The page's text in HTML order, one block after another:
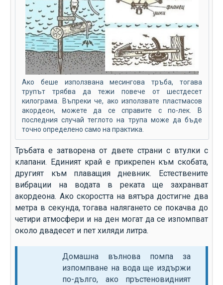
Ако беше използвана месингова тръба, тогава
трупът трябва да тежи повече от шестдесет
килограма. Въпреки че, ако използвате пластмасов
акордеон, можете да се справите с по-лек. В
последния случай теглото на трупа може да бъде
точно определено само на практика.
Тръбата е затворена от двете страни с втулки с
клапани. Единият край е прикрепен към скобата,
другият към плаващия дневник. Естествените
вибрации на водата в реката ще захранват
акордеона. Ако скоростта на вятъра достигне два
метра в секунда, тогава налягането се покачва до
четири атмосфери и на ден могат да се изпомпват
около двадесет и пет хиляди литра.
Домашна вълнова помпа за
изпомпване на вода ще издържи
по-дълго, ако пръстеновидният